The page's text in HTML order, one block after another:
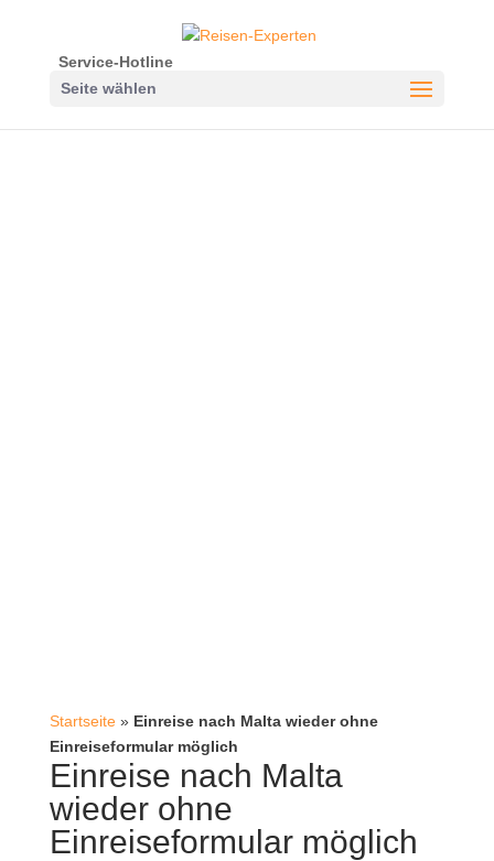
Service-Hotline
Seite wählen
Startseite» Einreise nach Malta wieder ohne
Einreiseformular möglich
Einreise nach Malta
wieder ohne
Einreiseformular möglich